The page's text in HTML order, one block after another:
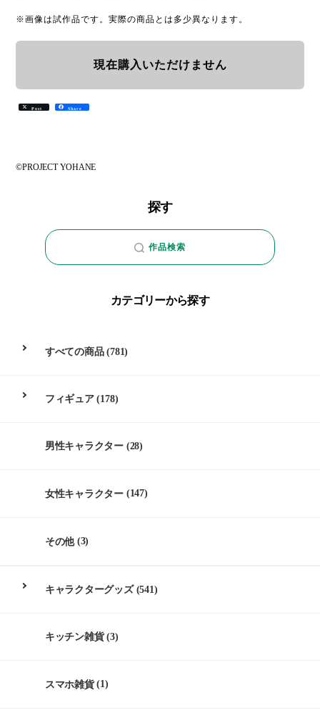
※画像は試作品です。実際の商品とは多少異なります。
現在購入いただけません
Post Share
©PROJECT YOHANE
探す
作品検索
カテゴリーから探す
すべての商品(781)
フィギュア(178)
男性キャラクター (28)
女性キャラクター (147)
その他(3)
キャラクターグッズ(541)
キッチン雑貨(3)
スマホ雑貨(1)